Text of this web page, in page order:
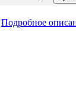
Подробное